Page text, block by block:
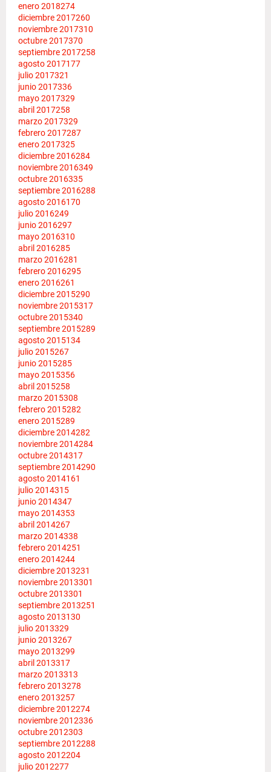
enero 2018274
diciembre 2017260
noviembre 2017310
octubre 2017370
septiembre 2017258
agosto 2017177
julio 2017321
junio 2017336
mayo 2017329
abril 2017258
marzo 2017329
febrero 2017287
enero 2017325
diciembre 2016284
noviembre 2016349
octubre 2016335
septiembre 2016288
agosto 2016170
julio 2016249
junio 2016297
mayo 2016310
abril 2016285
marzo 2016281
febrero 2016295
enero 2016261
diciembre 2015290
noviembre 2015317
octubre 2015340
septiembre 2015289
agosto 2015134
julio 2015267
junio 2015285
mayo 2015356
abril 2015258
marzo 2015308
febrero 2015282
enero 2015289
diciembre 2014282
noviembre 2014284
octubre 2014317
septiembre 2014290
agosto 2014161
julio 2014315
junio 2014347
mayo 2014353
abril 2014267
marzo 2014338
febrero 2014251
enero 2014244
diciembre 2013231
noviembre 2013301
octubre 2013301
septiembre 2013251
agosto 2013130
julio 2013329
junio 2013267
mayo 2013299
abril 2013317
marzo 2013313
febrero 2013278
enero 2013257
diciembre 2012274
noviembre 2012336
octubre 2012303
septiembre 2012288
agosto 2012204
julio 2012277